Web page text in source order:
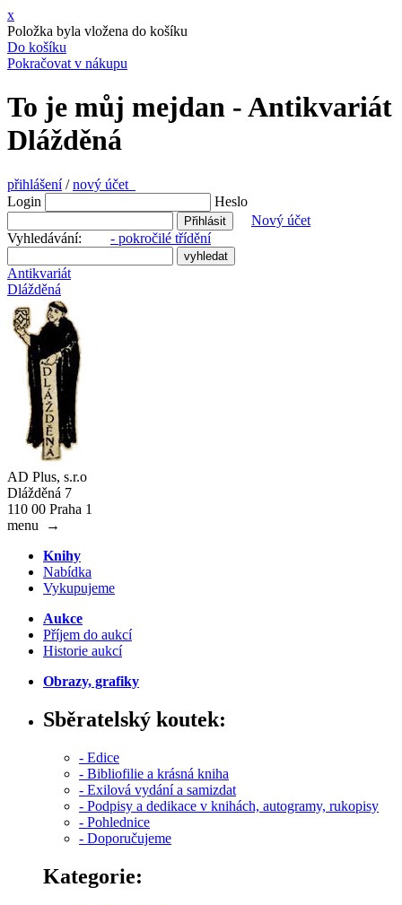
x
Položka byla vložena do košíku
Do košíku
Pokračovat v nákupu
To je můj mejdan - Antikvariát
Dlážděná
přihlášení/nový účet
Login
Heslo
Nový účet
Vyhledávání: - pokročilé třídění
Antikvariát
Dlážděná
AD Plus, s.r.o
Dlážděná 7
110 00 Praha 1
menu
→
Knihy
Nabídka
Vykupujeme
Aukce
Příjem do aukcí
Historie aukcí
Obrazy, grafiky
Sběratelský koutek:
- Edice
- Bibliofilie a krásná kniha
- Exilová vydání a samizdat
- Podpisy a dedikace v knihách, autogramy, rukopisy
- Pohlednice
- Doporučujeme
Kategorie: